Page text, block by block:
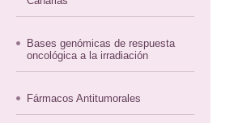
Bases genómicas de respuesta
oncológica a la irradiación
Fármacos Antitumorales